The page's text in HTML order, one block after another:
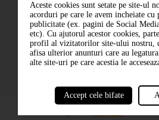
ABONARE LA NEWSLETTER
Aceste cookies sunt setate pe site-ul
acorduri pe care le avem incheiate cu
publicitate (ex. pagini de Social
etc). Cu ajutorul acestor cookies,
profil al vizitatorilor site-ului nostru,
afisa ulterior anunturi care au
alte site-uri pe care acestia le
Accept cele bifate